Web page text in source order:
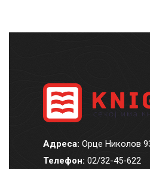
Адреса: Орце Николов
Телефон: 02/32-45-622